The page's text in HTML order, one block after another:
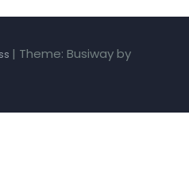
| Theme: Busiway by